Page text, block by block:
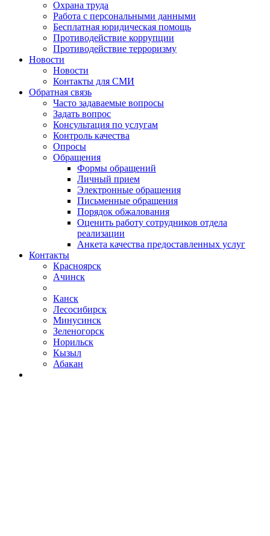
Охрана труда
Работа с персональными данными
Бесплатная юридическая помощь
Противодействие коррупции
Противодействие терроризму
Новости
Новости
Контакты для СМИ
Обратная связь
Часто задаваемые вопросы
Задать вопрос
Консультация по услугам
Контроль качества
Опросы
Обращения
Формы обращений
Личный прием
Электронные обращения
Письменные обращения
Порядок обжалования
Оценить работу сотрудников отдела
реализации
Анкета качества предоставленных услуг
Контакты
Красноярск
Ачинск
Канск
Лесосибирск
Минусинск
Зеленогорск
Норильск
Кызыл
Абакан